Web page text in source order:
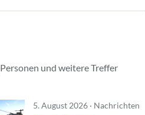
und weitere Treffer
5. August 2026 · Nachrichten